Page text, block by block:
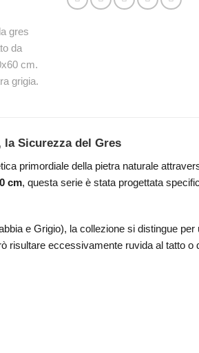
Sicurezza del Gres
primordiale della pietra naturale
cm, questa serie è stata progettata
e Grigio), la collezione si distingue
risultare eccessivamente ruvida al tatto o